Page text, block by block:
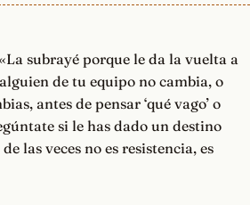
«La subrayé porque le da la vuelta a
de tu equipo no cambia, o
antes de pensar ‘qué vago’ o
si le has dado un destino
las veces no es resistencia, es